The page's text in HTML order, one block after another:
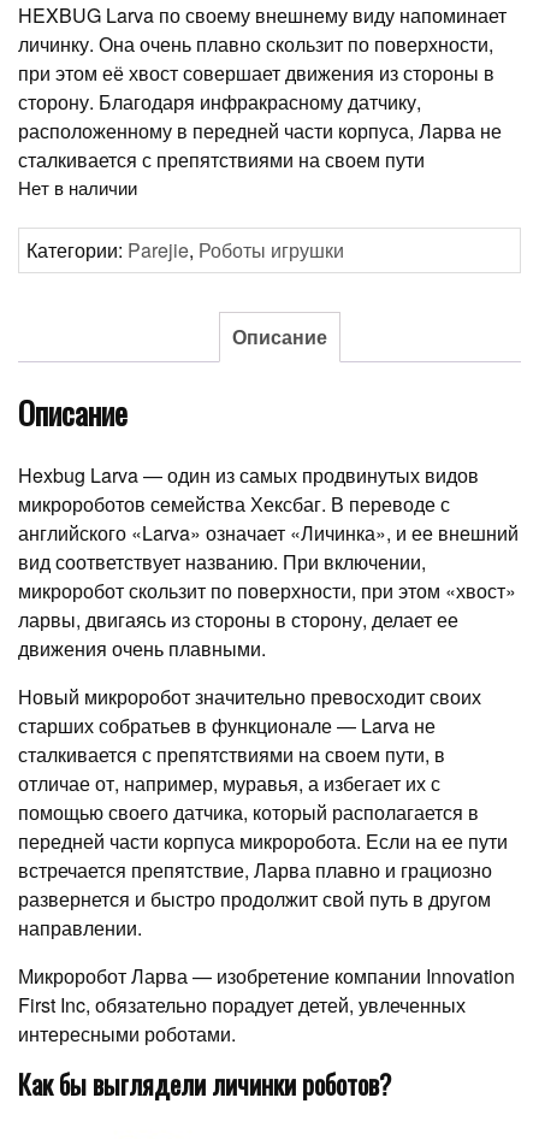
HEXBUG Larva по своему внешнему виду напоминает
личинку. Она очень плавно скользит по поверхности,
при этом её хвост совершает движения из стороны в
сторону. Благодаря инфракрасному датчику,
расположенному в передней части корпуса, Ларва не
сталкивается с препятствиями на своем пути
Нет в наличии
Категории: Parejie, Роботы игрушки
Описание
Описание
Hexbug Larva — один из самых продвинутых видов
микророботов семейства Хексбаг. В переводе с
английского «Larva» означает «Личинка», и ее внешний
вид соответствует названию. При включении,
микроробот скользит по поверхности, при этом «хвост»
ларвы, двигаясь из стороны в сторону, делает ее
движения очень плавными.
Новый микроробот значительно превосходит своих
старших собратьев в функционале — Larva не
сталкивается с препятствиями на своем пути, в
отличае от, например, муравья, а избегает их с
помощью своего датчика, который располагается в
передней части корпуса микроробота. Если на ее пути
встречается препятствие, Ларва плавно и грациозно
развернется и быстро продолжит свой путь в другом
направлении.
Микроробот Ларва — изобретение компании Innovation
First Inc, обязательно порадует детей, увлеченных
интересными роботами.
Как бы выглядели личинки роботов?